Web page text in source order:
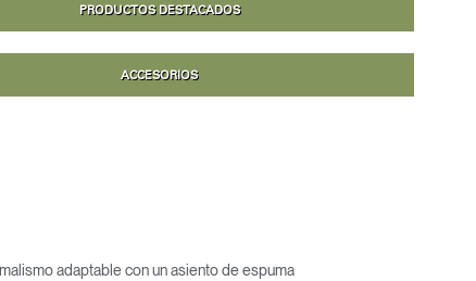
PRODUCTOS DESTACADOS
ACCESORIOS
adaptable con un asiento de espuma